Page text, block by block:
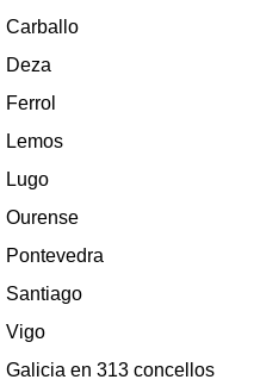
Carballo
Deza
Ferrol
Lemos
Lugo
Ourense
Pontevedra
Santiago
Vigo
Galicia en 313 concellos